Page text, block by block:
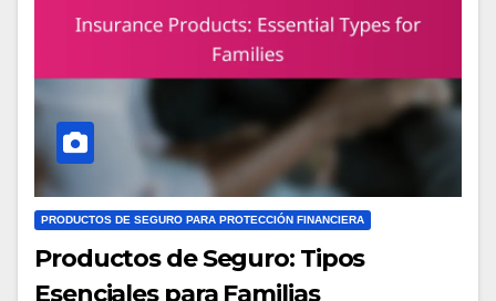
PRODUCTOS DE SEGURO PARA PROTECCIÓN FINANCIERA
Productos de Seguro: Tipos
Esenciales para Familias